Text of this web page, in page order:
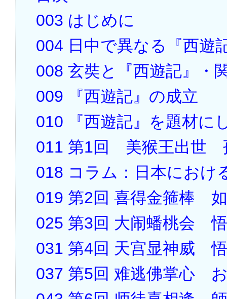
003 はじめに
004 日中で異なる『西遊
008 玄奘と『西遊記』・
009 『西遊記』の成立
010 『西遊記』を題材に
011 第1回 美猴王出世
018 コラム：日本におけ
019 第2回 喜得金箍棒
025 第3回 大闹蟠桃会
031 第4回 天宫显神威
037 第5回 难逃佛掌心